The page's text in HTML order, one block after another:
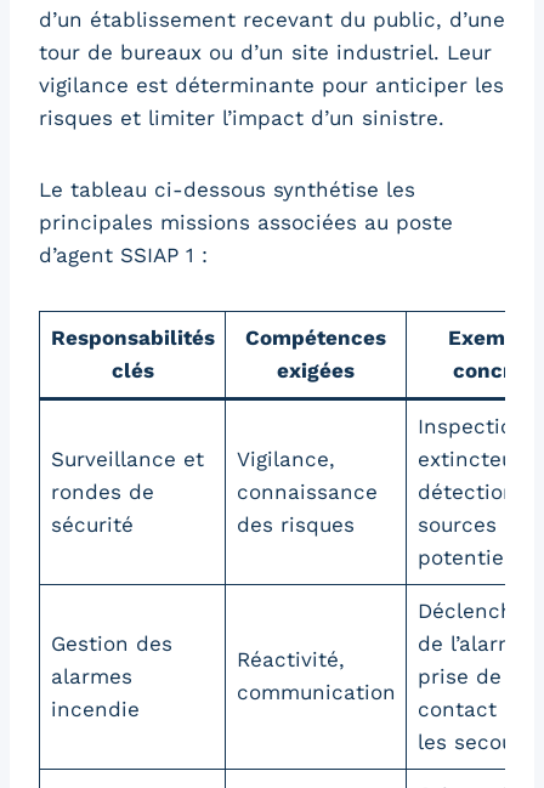
d’un établissement recevant du public, d’une
tour de bureaux ou d’un site industriel. Leur
vigilance est déterminante pour anticiper les
risques et limiter l’impact d’un sinistre.
Le tableau ci-dessous synthétise les
principales missions associées au poste
d’agent SSIAP 1 :
Responsabilités
clés
Compétences
exigées
concrets
Surveillance et
rondes de
sécurité
Vigilance,
connaissance
des risques
Inspection
extincteurs,
détection
sources
potentielles
Gestion des
alarmes
incendie
Réactivité,
communication
de l’alarme,
prise de
contact
les secours